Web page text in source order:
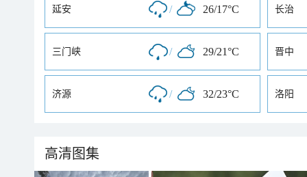
延安 / 26/17°C 长治
三门峡 / 29/21°C 晋中
济源 / 32/23°C 洛阳
高清图集